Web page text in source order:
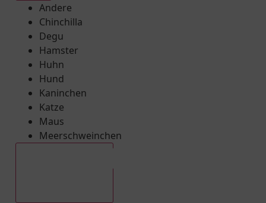
Andere
Chinchilla
Degu
Hamster
Huhn
Hund
Kaninchen
Katze
Maus
Meerschweinchen